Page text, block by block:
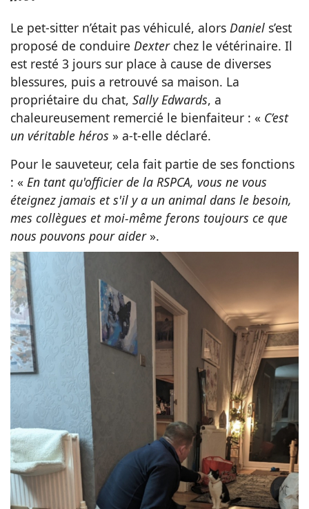
Le pet-sitter n’était pas véhiculé, alors Daniel s’est
proposé de conduire Dexter chez le vétérinaire. Il
est resté 3 jours sur place à cause de diverses
blessures, puis a retrouvé sa maison. La
propriétaire du chat, Sally Edwards, a
chaleureusement remercié le bienfaiteur : « C’est
un véritable héros » a-t-elle déclaré.
Pour le sauveteur, cela fait partie de ses fonctions
: « En tant qu'officier de la RSPCA, vous ne vous
éteignez jamais et s'il y a un animal dans le besoin,
mes collègues et moi-même ferons toujours ce que
nous pouvons pour aider ».